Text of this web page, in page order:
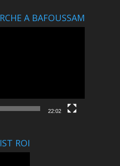
A BAFOUSSAM
22:02
ROI